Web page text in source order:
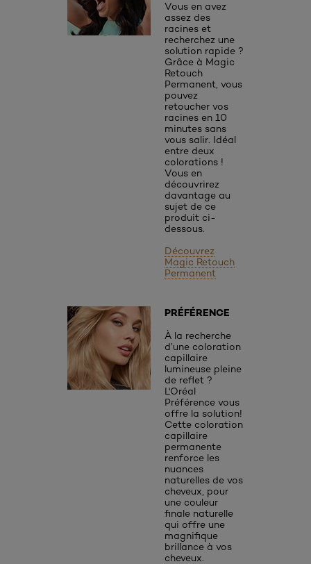
Vous en avez
assez des
racines et
recherchez une
solution rapide ?
Grâce à Magic
Retouch
Permanent, vous
pouvez
retoucher vos
racines en 10
minutes sans
vous salir. Idéal
entre deux
colorations !
Vous en
découvrirez
davantage au
sujet de ce
produit ci-
dessous.
Découvrez
Magic Retouch
Permanent
PRÉFÉRENCE
À la recherche
d’une coloration
capillaire
lumineuse pleine
de reflet ?
L'Oréal
Préférence vous
offre la solution!
Cette coloration
capillaire
permanente
renforce les
nuances
naturelles de vos
cheveux, pour
une couleur
finale naturelle
qui offre une
magnifique
brillance à vos
cheveux.